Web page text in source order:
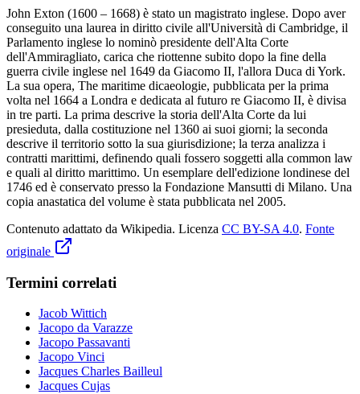
John Exton (1600 – 1668) è stato un magistrato inglese. Dopo aver
conseguito una laurea in diritto civile all'Università di Cambridge, il
Parlamento inglese lo nominò presidente dell'Alta Corte
dell'Ammiragliato, carica che riottenne subito dopo la fine della
guerra civile inglese nel 1649 da Giacomo II, l'allora Duca di York.
La sua opera, The maritime dicaeologie, pubblicata per la prima
volta nel 1664 a Londra e dedicata al futuro re Giacomo II, è divisa
in tre parti. La prima descrive la storia dell'Alta Corte da lui
presieduta, dalla costituzione nel 1360 ai suoi giorni; la seconda
descrive il territorio sotto la sua giurisdizione; la terza analizza i
contratti marittimi, definendo quali fossero soggetti alla common law
e quali al diritto marittimo. Un esemplare dell'edizione londinese del
1746 ed è conservato presso la Fondazione Mansutti di Milano. Una
copia anastatica del volume è stata pubblicata nel 2005.
Contenuto adattato da Wikipedia. Licenza CC BY-SA 4.0. Fonte
originale
Termini correlati
Jacob Wittich
Jacopo da Varazze
Jacopo Passavanti
Jacopo Vinci
Jacques Charles Bailleul
Jacques Cujas